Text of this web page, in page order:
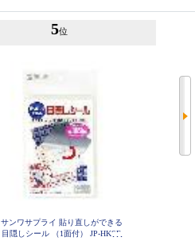
5位
サンワサプライ 貼り直しができる
目隠しシール （1面付） JP-HKSE